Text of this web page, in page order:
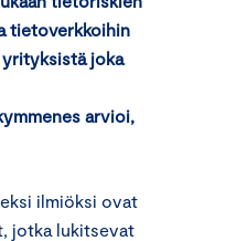
tietoverkkoihin
joka
arvioi,
ilmiöksi ovat
jotka lukitsevat